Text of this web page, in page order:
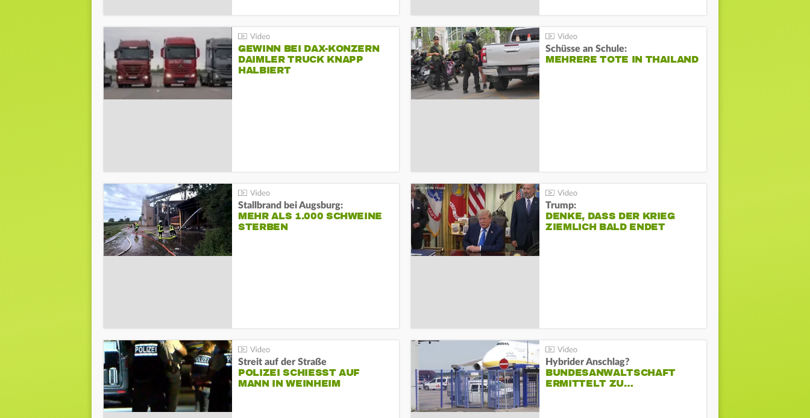
GEWINN BEI DAX-KONZERN
DAIMLER TRUCK KNAPP
HALBIERT
Schüsse an Schule:
MEHRERE TOTE IN THAILAND
Stallbrand bei Augsburg:
MEHR ALS 1.000 SCHWEINE
STERBEN
Trump:
DENKE, DASS DER KRIEG
ZIEMLICH BALD ENDET
Streit auf der Straße
POLIZEI SCHIESST AUF M
ANN IN WEINHEIM
Hybrider Anschlag?
BUNDESANWALTSCHAFT
ERMITTELT ZU…